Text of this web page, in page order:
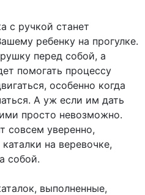
с ручкой станет
ребенку на прогулке.
перед собой, а
помогать процессу
особенно когда
А уж если им дать
просто невозможно.
совсем уверенно,
на веревочке,
собой.
выполненные,